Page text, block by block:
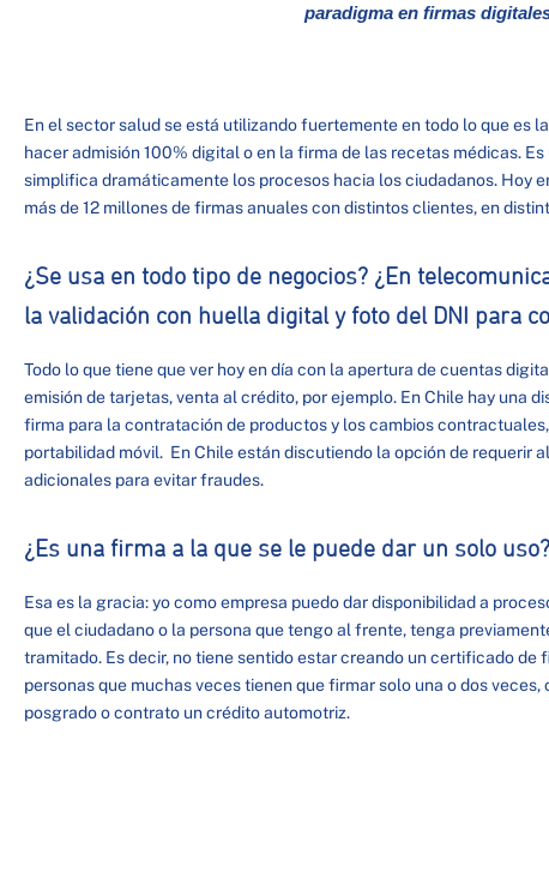
paradigma en firmas
En el sector salud se está utilizando fuertemente en todo lo que es
hacer admisión 100% digital o en la firma de las recetas médicas.
simplifica dramáticamente los procesos hacia los ciudadanos. Hoy
más de 12 millones de firmas anuales con distintos clientes, en
¿Se usa en todo tipo de negocios? ¿En
la validación con huella digital y foto del DNI para
Todo lo que tiene que ver hoy en día con la apertura de cuentas
emisión de tarjetas, venta al crédito, por ejemplo. En Chile hay una
firma para la contratación de productos y los cambios
portabilidad móvil. En Chile están discutiendo la opción de requerir
adicionales para evitar fraudes.
¿Es una firma a la que se le puede dar un solo uso?
Esa es la gracia: yo como empresa puedo dar disponibilidad a
que el ciudadano o la persona que tengo al frente, tenga
tramitado. Es decir, no tiene sentido estar creando un certificado de
personas que muchas veces tienen que firmar solo una o dos
posgrado o contrato un crédito automotriz.